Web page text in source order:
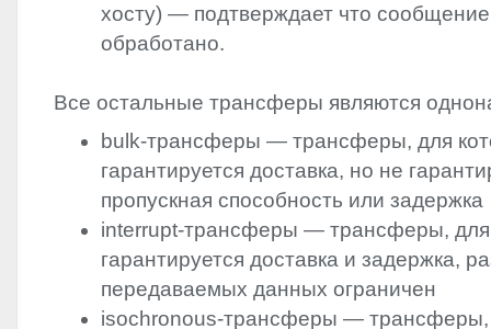
хосту) — подтверждает что сообщение
обработано.
Все остальные трансферы являются
bulk-трансферы — трансферы, для
гарантируется доставка, но не
пропускная способность или задержка
interrupt-трансферы — трансферы, для
гарантируется доставка и задержка,
передаваемых данных ограничен
isochronous-трансферы — трансферы,